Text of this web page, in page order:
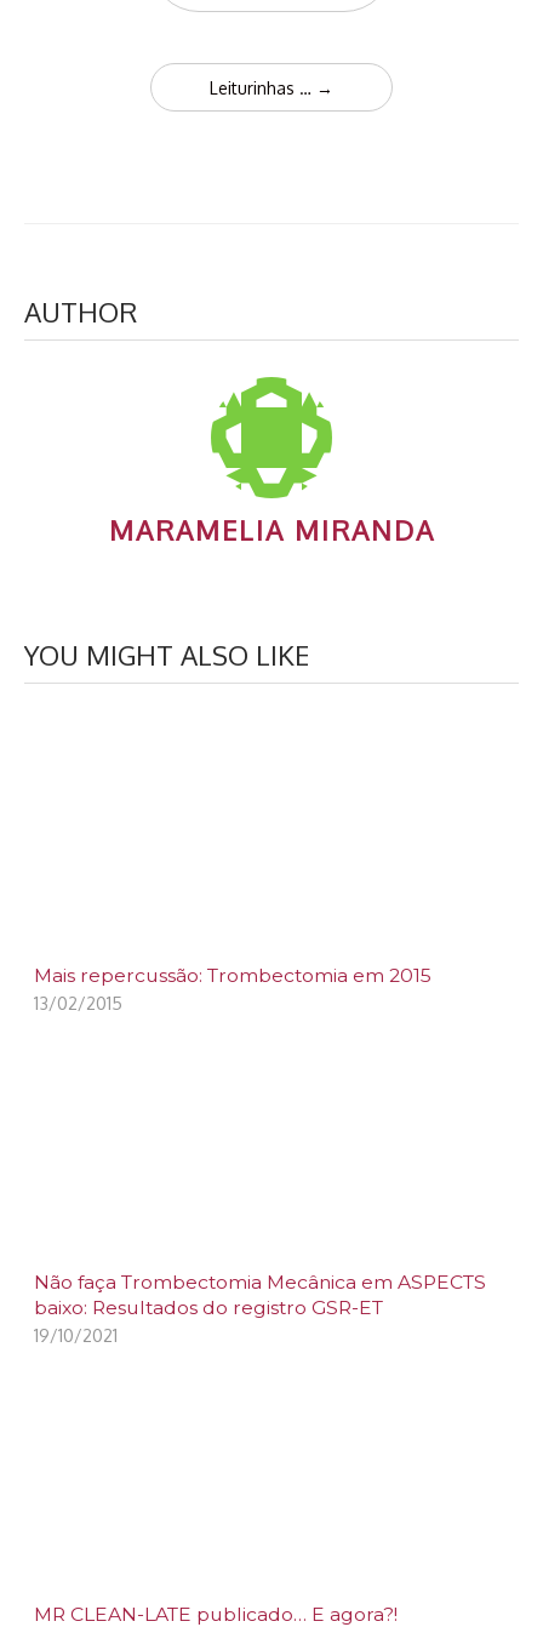
Leiturinhas … →
AUTHOR
MARAMELIA MIRANDA
YOU MIGHT ALSO LIKE
Mais repercussão: Trombectomia em 2015
13/02/2015
Não faça Trombectomia Mecânica em ASPECTS
baixo: Resultados do registro GSR-ET
19/10/2021
MR CLEAN-LATE publicado… E agora?!